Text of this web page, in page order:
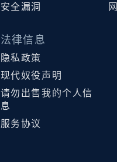
安全漏洞
法律信息
隐私政策
现代奴役声明
请勿出售我的个人信
息
服务协议